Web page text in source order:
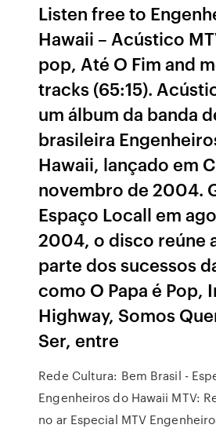
Listen free to
Hawaii – Acústico
pop, Até O Fim and
tracks (65:15).
um álbum da banda
brasileira
Hawaii, lançado em
novembro de 2004.
Espaço Locall em
2004, o disco reúne
parte dos sucessos
como O Papa é Pop,
Highway, Somos
Ser, entre
Rede Cultura: Bem Brasil -
Engenheiros do Hawaii MTV:
no ar Especial MTV